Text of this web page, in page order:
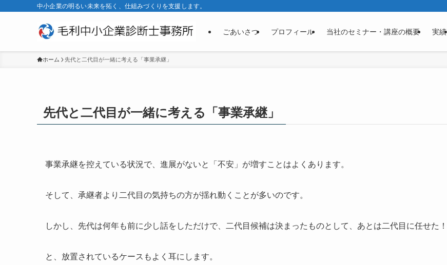
中小企業の明るい未来を拓く、仕組みづくりを支援します。
ごあいさつ プロフィール 当社のセミナー・講座の概要 実績
ホーム 先代と二代目が一緒に考える「事業承継」
先代と二代目が一緒に考える「事業承継」
事業承継を控えている状況で、進展がないと「不安」が増すことはよくあります。
そして、承継者より二代目の気持ちの方が揺れ動くことが多いのです。
しかし、先代は何年も前に少し話をしただけで、二代目候補は決まったものとして、あとは二代目に任せた！
と、放置されているケースもよく耳にします。